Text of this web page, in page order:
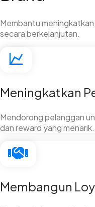
Membantu
secara berkelanjutan.
Meningkatkan
Mendorong pelanggan
dan reward yang menarik.
Membangun